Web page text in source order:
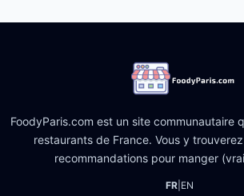
FoodyParis.com est un site communautaire
restaurants de France. Vous y
recommandations pour manger
FR| EN